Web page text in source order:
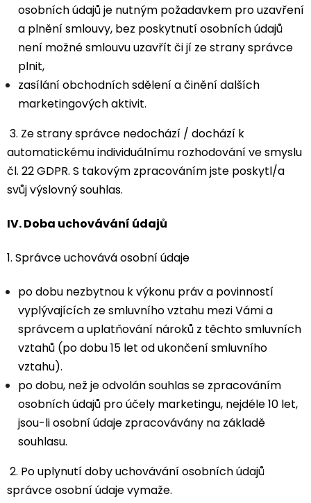
osobních údajů je nutným požadavkem pro uzavření
a plnění smlouvy, bez poskytnutí osobních údajů
není možné smlouvu uzavřít či jí ze strany správce
plnit,
zasílání obchodních sdělení a činění dalších
marketingových aktivit.
3. Ze strany správce nedochází / dochází k
automatickému individuálnímu rozhodování ve smyslu
čl. 22 GDPR. S takovým zpracováním jste poskytl/a
svůj výslovný souhlas.
IV.Doba uchovávání údajů
1. Správce uchovává osobní údaje
po dobu nezbytnou k výkonu práv a povinností
vyplývajících ze smluvního vztahu mezi Vámi a
správcem a uplatňování nároků z těchto smluvních
vztahů (po dobu 15 let od ukončení smluvního
vztahu).
po dobu, než je odvolán souhlas se zpracováním
osobních údajů pro účely marketingu, nejdéle 10 let,
jsou-li osobní údaje zpracovávány na základě
souhlasu.
2. Po uplynutí doby uchovávání osobních údajů
správce osobní údaje vymaže.